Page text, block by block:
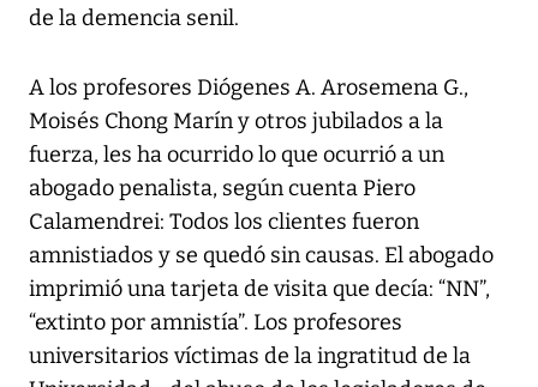
de la demencia senil.
A los profesores Diógenes A. Arosemena G.,
Moisés Chong Marín y otros jubilados a la
fuerza, les ha ocurrido lo que ocurrió a un
abogado penalista, según cuenta Piero
Calamendrei: Todos los clientes fueron
amnistiados y se quedó sin causas. El abogado
imprimió una tarjeta de visita que decía: “NN”,
“extinto por amnistía”. Los profesores
universitarios víctimas de la ingratitud de la